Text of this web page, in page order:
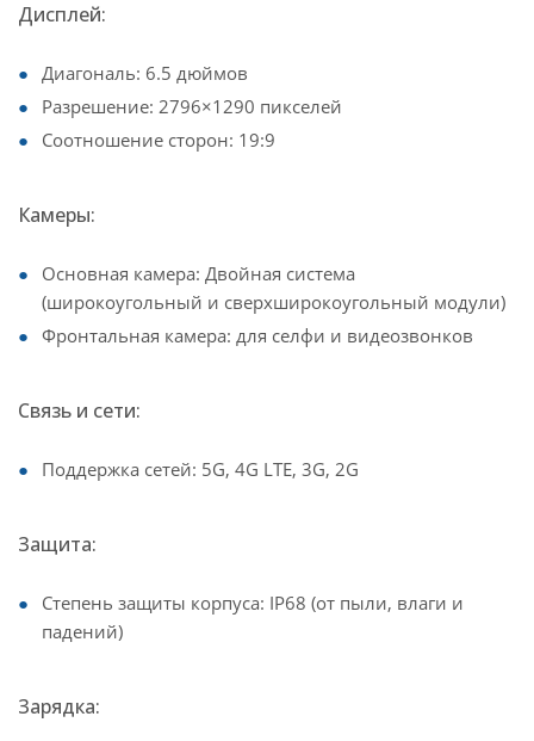
Дисплей:
Диагональ: 6.5 дюймов
Разрешение: 2796×1290 пикселей
Соотношение сторон: 19:9
Камеры:
Основная камера: Двойная система
(широкоугольный и сверхширокоугольный модули)
Фронтальная камера: для селфи и видеозвонков
Связь и сети:
Поддержка сетей: 5G, 4G LTE, 3G, 2G
Защита:
Степень защиты корпуса: IP68 (от пыли, влаги и
падений)
Зарядка: